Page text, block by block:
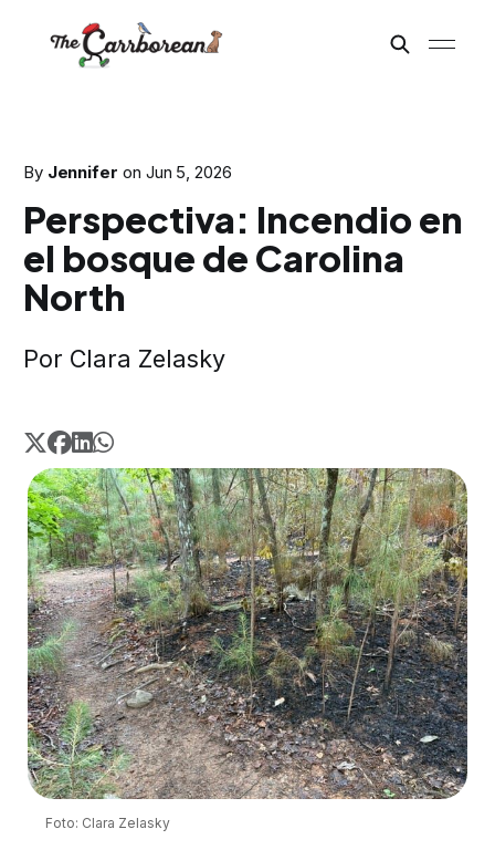
By Jennifer on Jun 5, 2026
Perspectiva: Incendio en
el bosque de Carolina
North
Por Clara Zelasky
Foto: Clara Zelasky